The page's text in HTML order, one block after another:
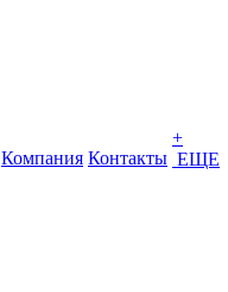
Компания Контакты
+
ЕЩЕ